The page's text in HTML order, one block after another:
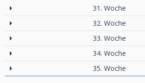
31. Woche
32. Woche
33. Woche
34. Woche
35. Woche